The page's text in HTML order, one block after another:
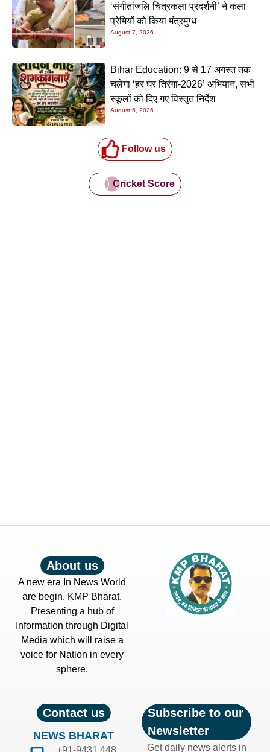
‘संगीतांजलि चित्रकला प्रदर्शनी’ ने कला
प्रेमियों को किया मंत्रमुग्ध
August 7, 2026
Bihar Education: 9 से 17 अगस्त तक
चलेगा ‘हर घर तिरंगा-2026’ अभियान, सभी
स्कूलों को दिए गए विस्तृत निर्देश
August 6, 2026
Follow us
Cricket Score
About us
A new era In News World
are begin. KMP Bharat.
Presenting a hub of
Information through Digital
Media which will raise a
voice for Nation in every
sphere.
Contact us
NEWS BHARAT
+91-9431 448
Subscribe to our
Newsletter
Get daily news alerts in